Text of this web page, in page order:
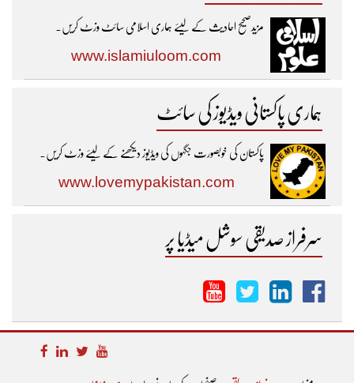
مزیدصحیح احادیث کے لیئے ہماری اسلامی سائٹ وزٹ کریں۔
www.islamiuloom.com
ہماری پاکستانی ویڈیوز کی سائٹ
پاکستان کی خوبصورت جگہوں کی ویڈیوز دیکھنے کے لیئے وزٹ کریں۔
www.lovemypakistan.com
سرفراز صدیقی سوشل میڈیا پر